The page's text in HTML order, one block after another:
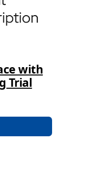
with
Trial